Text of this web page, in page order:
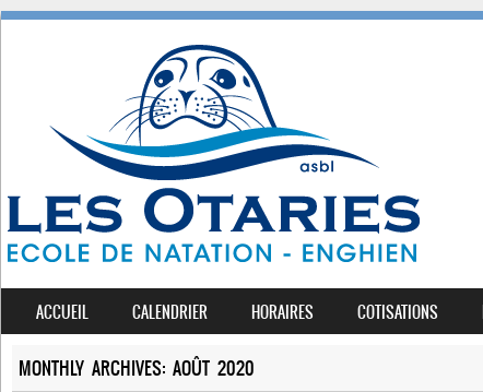
MENU
SKIP TO CONTENT
ACCUEIL CALENDRIER HORAIRES COTISATIONS
MONTHLY ARCHIVES: AOÛT 2020